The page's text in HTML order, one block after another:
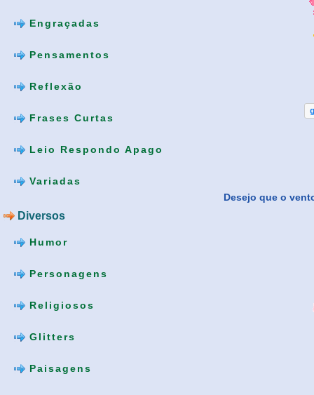
Engraçadas
Pensamentos
Reflexão
Frases Curtas
Leio Respondo Apago
Variadas
Diversos
Humor
Personagens
Religiosos
Glitters
Paisagens
Desejo que o